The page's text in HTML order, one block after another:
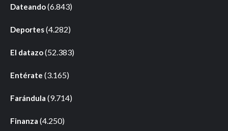
Dateando(6.843)
Deportes(4.282)
El datazo(52.383)
Entérate (3.165)
Farándula (9.714)
Finanza (4.250)